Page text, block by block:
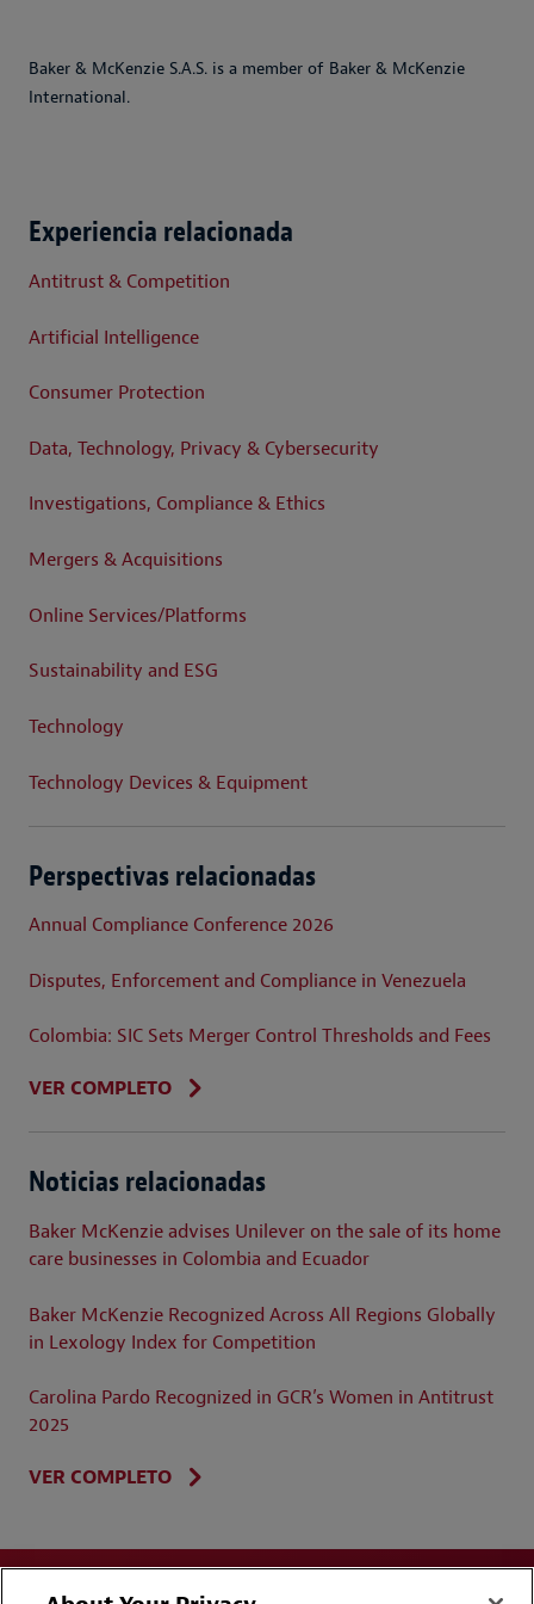
Baker & McKenzie S.A.S. is a member of Baker & McKenzie
International.
Experiencia relacionada
Antitrust & Competition
Artificial Intelligence
Consumer Protection
Data, Technology, Privacy & Cybersecurity
Investigations, Compliance & Ethics
Mergers & Acquisitions
Online Services/Platforms
Sustainability and ESG
Technology
Technology Devices & Equipment
Perspectivas relacionadas
Annual Compliance Conference 2026
Disputes, Enforcement and Compliance in Venezuela
Colombia: SIC Sets Merger Control Thresholds and Fees
VER COMPLETO
Noticias relacionadas
Baker McKenzie advises Unilever on the sale of its home
care businesses in Colombia and Ecuador
Baker McKenzie Recognized Across All Regions Globally
in Lexology Index for Competition
Carolina Pardo Recognized in GCR’s Women in Antitrust
2025
VER COMPLETO